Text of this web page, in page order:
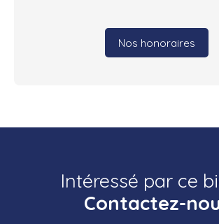
Nos honoraires
Intéressé par ce
Contactez-